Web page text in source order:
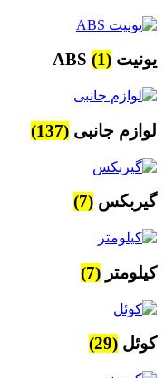
یونیت ABS (1)
لوازم جانبی (137)
گیربکس (7)
کیلومتر (7)
کوئل (29)